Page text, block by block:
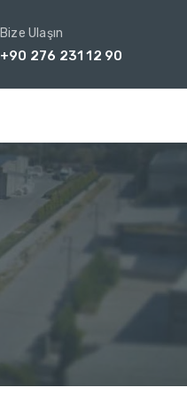
Bize Ulaşın
+90 276 231 12 90